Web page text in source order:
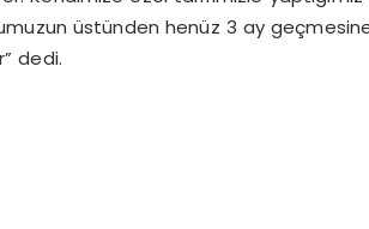
üstünden henüz 3 ay
dedi.